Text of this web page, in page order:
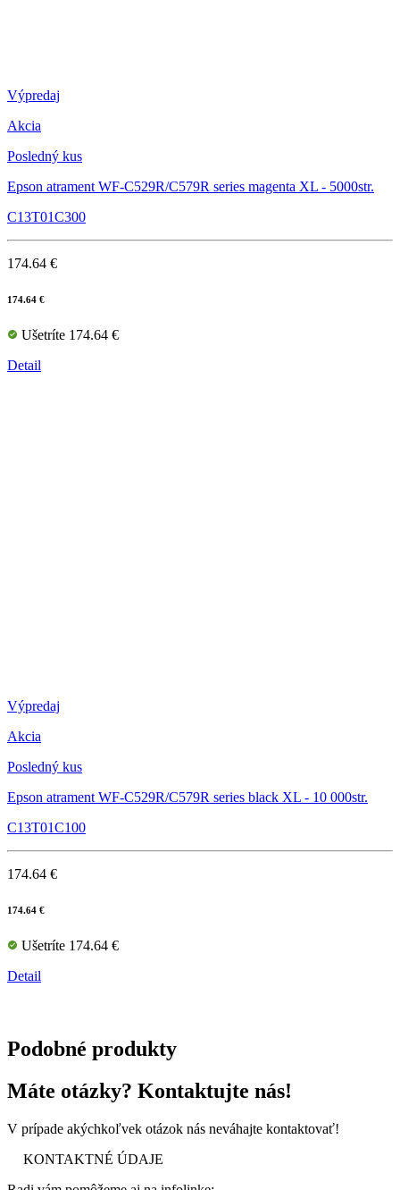
Výpredaj
Akcia
Posledný kus
Epson atrament WF-C529R/C579R series magenta XL - 5000str.
C13T01C300
174.64 €
174.64 €
Ušetríte 174.64 €
Detail
Výpredaj
Akcia
Posledný kus
Epson atrament WF-C529R/C579R series black XL - 10 000str.
C13T01C100
174.64 €
174.64 €
Ušetríte 174.64 €
Detail
Podobné produkty
Máte otázky? Kontaktujte nás!
V prípade akýchkoľvek otázok nás neváhajte kontaktovať!
KONTAKTNÉ ÚDAJE